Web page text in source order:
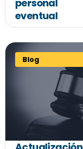
personal
eventual
Blog